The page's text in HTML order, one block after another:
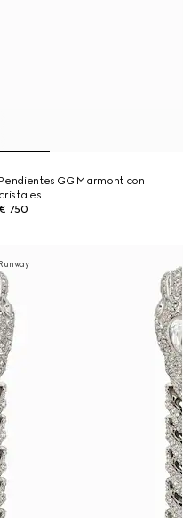
Pendientes GG Marmont con
cristales
€ 750
Runway